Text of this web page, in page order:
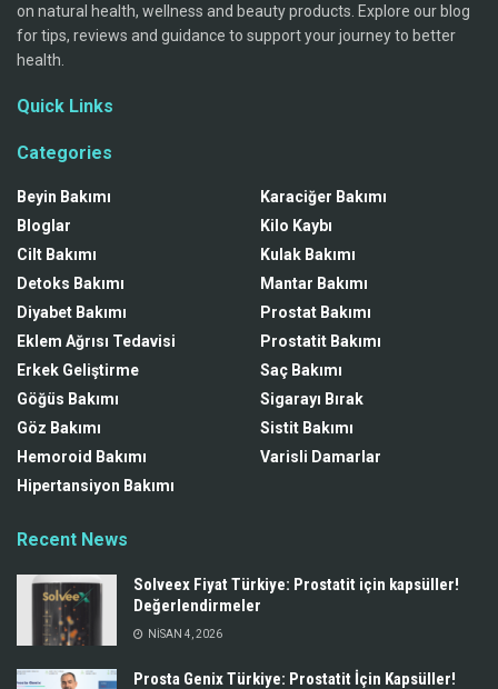
on natural health, wellness and beauty products. Explore our blog
for tips, reviews and guidance to support your journey to better
health.
Quick Links
Categories
Beyin Bakımı
Bloglar
Cilt Bakımı
Detoks Bakımı
Diyabet Bakımı
Eklem Ağrısı Tedavisi
Erkek Geliştirme
Göğüs Bakımı
Göz Bakımı
Hemoroid Bakımı
Hipertansiyon Bakımı
Karaciğer Bakımı
Kilo Kaybı
Kulak Bakımı
Mantar Bakımı
Prostat Bakımı
Prostatit Bakımı
Saç Bakımı
Sigarayı Bırak
Sistit Bakımı
Varisli Damarlar
Recent News
Solveex Fiyat Türkiye: Prostatit için kapsüller!
Değerlendirmeler
NISAN 4, 2026
Prosta Genix Türkiye: Prostatit İçin Kapsüller!